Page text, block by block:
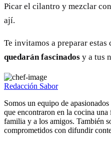
Picar el cilantro y mezclar
ají.
Te invitamos a preparar estas
quedarán fascinados y a tus
Redacción Sabor
Somos un equipo de
que encontraron en la cocina
familia y a los amigos. También
comprometidos con difundir